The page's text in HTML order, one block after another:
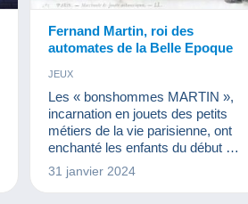
Fernand Martin, roi des
automates de la Belle Epoque
JEUX
Les « bonshommes MARTIN »,
incarnation en jouets des petits
métiers de la vie parisienne, ont
enchanté les enfants du début du
vingtième siècle par leur charme
et inventivité.
31 janvier 2024